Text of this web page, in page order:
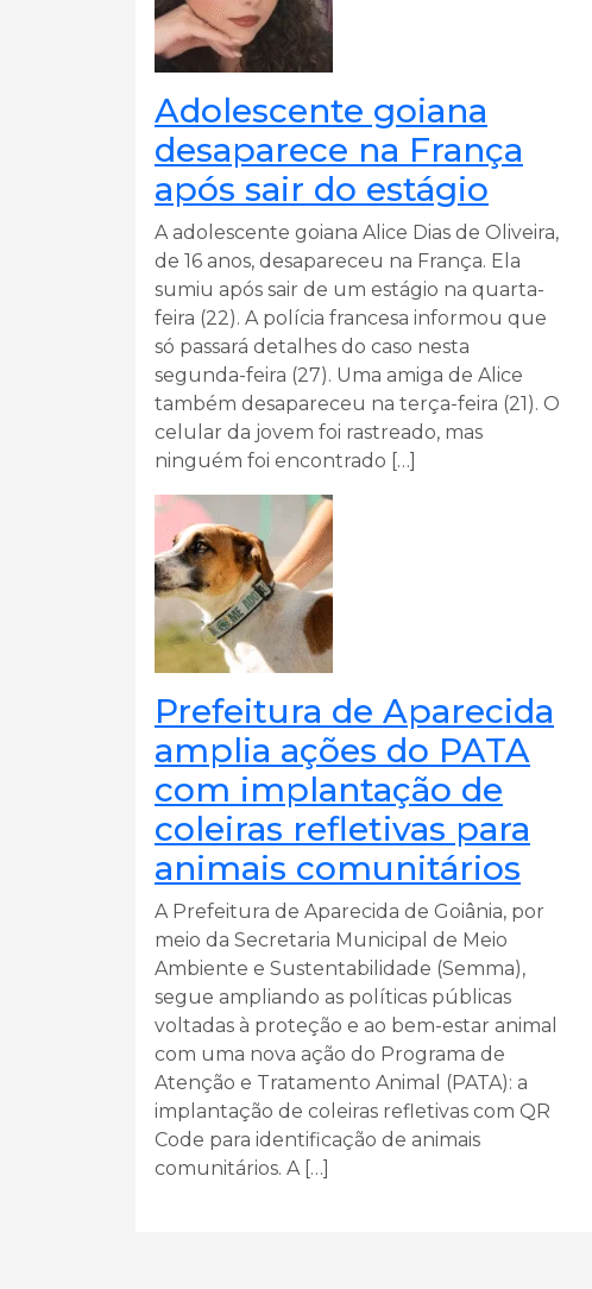
Adolescente goiana
desaparece na França
após sair do estágio
A adolescente goiana Alice Dias de Oliveira,
de 16 anos, desapareceu na França. Ela
sumiu após sair de um estágio na quarta-
feira (22). A polícia francesa informou que
só passará detalhes do caso nesta
segunda-feira (27). Uma amiga de Alice
também desapareceu na terça-feira (21). O
celular da jovem foi rastreado, mas
ninguém foi encontrado […]
Prefeitura de Aparecida
amplia ações do PATA
com implantação de
coleiras refletivas para
animais comunitários
A Prefeitura de Aparecida de Goiânia, por
meio da Secretaria Municipal de Meio
Ambiente e Sustentabilidade (Semma),
segue ampliando as políticas públicas
voltadas à proteção e ao bem-estar animal
com uma nova ação do Programa de
Atenção e Tratamento Animal (PATA): a
implantação de coleiras refletivas com QR
Code para identificação de animais
comunitários. A […]